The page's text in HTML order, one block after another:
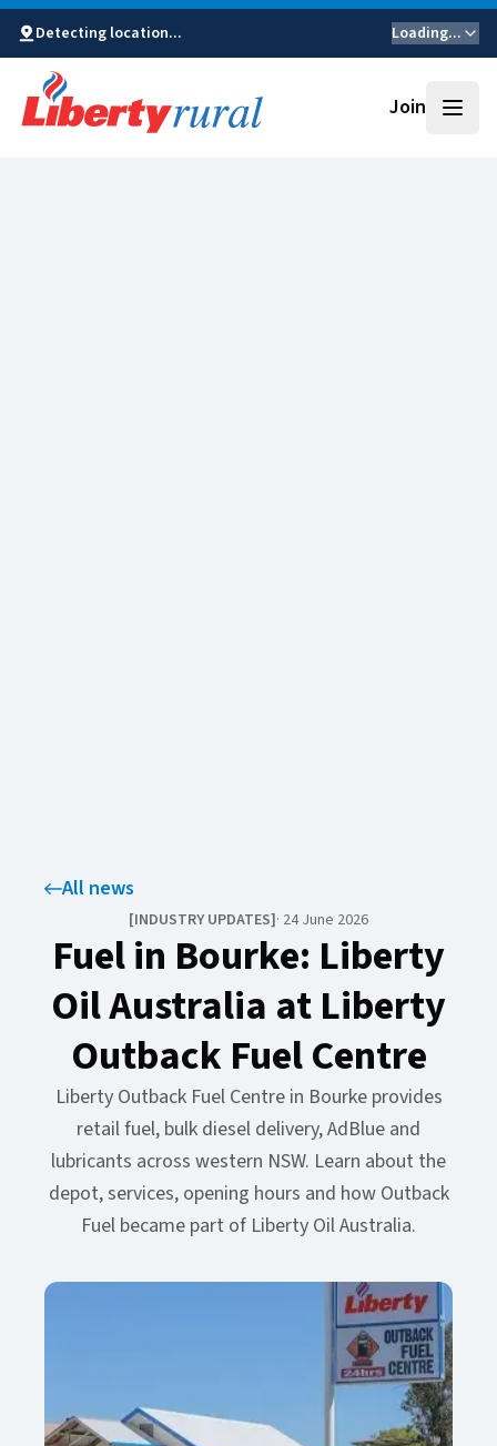
Detecting location... Loading...
Join
All news
[INDUSTRY UPDATES​​​​‌ ‍ ​‍​‍‌‍ ‌ ​‍‌‍‍‌‌‍‌ ‌‍‍‌‌‍ ‍​‍​‍​ ‍‍​‍​‍‌ ​ ‌‍​‌‌‍ ‍‌‍‍‌‌ ‌​‌ ‍‌​‍ ‍‌‍‍‌‌‍ ​‍​‍​‍ ​​‍​‍‌‍‍​‌ ​‍‌‍‌‌‌‍‌‍​‍​‍​ ‍‍​‍​‍‌‍‍​‌ ‌​‌ ‌​‌ ​​‌ ​ ​ ‍‍​‍ ​‍ ‌‍ ​‌‍‍‌‌‍​‍‌‍‌‌‌ ​‍‌ ‌​‌ ‍‌​‍ ‌‌ ​ ‌ ‌​‌ ‌‌‌‍‌​‌‍‍‌‌‍ ​‍ ‍‌ ‌‍‌‍‌‌‌ ​‍‌‍​ ‌‍‌‌‌‍ ​​‍ ‍‌‍​‌‌ ​​‌ ​​​‍ ‌‍‍‌‌‍ ‍‌ ‌​‌‍‌‌‌‍ ‍‌ ‌​​‍ ‌‍‌‌‌‍‌​‌‍‍‌‌ ‌​​‍ ‌‍ ‌‌‍ ‌‍‌​‌‍‌‌​ ‌‌ ​​‌ ​‍‌‍‌‌‌ ​ ‌‍‌‌‌‍ ‍‌ ‌​‌‍​‌‌ ‌​‌‍‍‌‌‍ ‌‍ ‍​ ‍ ‌‍‍‌‌‍‌​​ ‌‌‍​‌​ ‍​‌‍​‍‌‍‌‌‌‍​‌​ ​‍‌‍​ ​ ‍‌​‍ ‌‌‍‌​​ ‌‌​ ‌‌​ ‌​​‍ ‌​ ‌​​ ‌‍​ ‍​‌‍‌‍​‍ ‌‌‍​‌‌‍​‌​ ‌‍​ ‍​​‍ ‌​ ‌‍‌‍​ ‌‍‌‌​ ​ ​ ‌‌​ ‌‌‌‍​‍‌‍​‍​ ‌​​ ‌‍‌‍​‌‌‍​‌​ ‍ ‌ ‌​‌ ‍‌‌ ​​‌‍‌‌​ ‌‌‍​‌‌ ​‍‌ ‌​‌‍‍‌‌‍​ ‌‍ ​‌‍‌‌​ ‍ ‌ ​​‌‍​‌‌ ‌​‌‍‍​​ ‌‌‍​ ‌‍​‌‌ ‌​‌‍‌‌‌‍‌ ‌‍ ‌ ​‍‌ ‍‌​ ‌‍​‍‌‍​‌‌ ​ ‌‍‌‌‌‌‌‌‌ ​‍‌‍ ​​ ‌‌‍‍​‌ ‌​‌ ‌​‌ ​​‌ ​ ​‍‌‌​ ​ ‌​​‌​‍‌‌​ ​‍‌​‌‍​‍‌‌​ ​‍‌​‌‍‌‍ ​‌‍‍‌‌‍​‍‌‍‌‌‌ ​‍‌ ‌​‌ ‍‌​‍ ‌‌ ​ ‌ ‌​‌ ‌‌‌‍‌​‌‍‍‌‌‍ ​‍ ‍‌ ‌‍‌‍‌‌‌ ​‍‌‍​ ‌‍‌‌‌‍ ​​‍ ‍‌‍​‌‌ ​​‌ ​​​‍‌‍‌‍‍‌‌‍‌​​ ‌‌‍​‌​ ‍​‌‍​‍‌‍‌‌‌‍​‌​ ​‍‌‍​ ​ ‍‌​‍ ‌‌‍‌​​ ‌‌​ ‌‌​ ‌​​‍ ‌​ ‌​​ ‌‍​ ‍​‌‍‌‍​‍ ‌‌‍​‌‌‍​‌​ ‌‍​ ‍​​‍ ‌​ ‌‍‌‍​ ‌‍‌‌​ ​ ​ ‌‌​ ‌‌‌‍​‍‌‍​‍​ ‌​​ ‌‍‌‍​‌‌‍​‌​‍‌‍‌ ‌​‌ ‍‌‌ ​​‌‍‌‌​ ‌‌‍​‌‌ ​‍‌ ‌​‌‍‍‌‌‍​ ‌‍ ​‌‍‌‌​‍‌‍‌ ​​‌‍​‌‌ ‌​‌‍‍​​ ‌‌‍​ ‌‍​‌‌ ‌​‌‍‌‌‌‍‌ ‌‍ ‌ ​‍‌ ‍‌​‍‌‍‌ ​​‌‍‌‌‌ ​‍‌ ​ ‌ ​​‌‍‌‌‌‍​ ‌ ‌​‌‍‍‌‌ ‌‍‌‍‌‌​ ‌‌ ​​‌ ‌‌‌‍​‍‌‍ ​‌‍‍‌‌ ​ ‌‍‍​‌‍‌‌‌‍‌​​‍​‍‌ ‌]· 24 June 2026
Fuel in Bourke: Liberty
Oil Australia at Liberty
Outback Fuel Centre​​​​‌ ‍ ​‍​‍‌‍ ‌ ​‍‌‍‍‌‌‍‌ ‌‍‍‌‌‍ ‍​‍​‍​ ‍‍​‍​‍‌ ​ ‌‍​‌‌‍ ‍‌‍‍‌‌ ‌​‌ ‍‌​‍ ‍‌‍‍‌‌‍ ​‍​‍​‍ ​​‍​‍‌‍‍​‌ ​‍‌‍‌‌‌‍‌‍​‍​‍​ ‍‍​‍​‍‌‍‍​‌ ‌​‌ ‌​‌ ​​‌ ​ ​ ‍‍​‍ ​‍ ‌‍ ​‌‍‍‌‌‍​‍‌‍‌‌‌ ​‍‌ ‌​‌ ‍‌​‍ ‌‌ ​ ‌ ‌​‌ ‌‌‌‍‌​‌‍‍‌‌‍ ​‍ ‍‌ ‌‍‌‍‌‌‌ ​‍‌‍​ ‌‍‌‌‌‍ ​​‍ ‍‌‍​‌‌ ​​‌ ​​​‍ ‌‍‍‌‌‍ ‍‌ ‌​‌‍‌‌‌‍ ‍‌ ‌​​‍ ‌‍‌‌‌‍‌​‌‍‍‌‌ ‌​​‍ ‌‍ ‌‌‍ ‌‍‌​‌‍‌‌​ ‌‌ ​​‌ ​‍‌‍‌‌‌ ​ ‌‍‌‌‌‍ ‍‌ ‌​‌‍​‌‌ ‌​‌‍‍‌‌‍ ‌‍ ‍​ ‍ ‌‍‍‌‌‍‌​​ ‌‌‍​‌​ ‍​‌‍​‍‌‍‌‌‌‍​‌​ ​‍‌‍​ ​ ‍‌​‍ ‌‌‍‌​​ ‌‌​ ‌‌​ ‌​​‍ ‌​ ‌​​ ‌‍​ ‍​‌‍‌‍​‍ ‌‌‍​‌‌‍​‌​ ‌‍​ ‍​​‍ ‌​ ‌‍‌‍​ ‌‍‌‌​ ​ ​ ‌‌​ ‌‌‌‍​‍‌‍​‍​ ‌​​ ‌‍‌‍​‌‌‍​‌​ ‍ ‌ ‌​‌ ‍‌‌ ​​‌‍‌‌​ ‌‌‍​‌‌ ​‍‌ ‌​‌‍‍‌‌‍​ ‌‍ ​‌‍‌‌​ ‍ ‌ ​​‌‍​‌‌ ‌​‌‍‍​​ ‌‌ ‌​‌‍‍‌‌ ‌​‌‍ ​‌‍‌‌​ ‌‍​‍‌‍​‌‌ ​ ‌‍‌‌‌‌‌‌‌ ​‍‌‍ ​​ ‌‌‍‍​‌ ‌​‌ ‌​‌ ​​‌ ​ ​‍‌‌​ ​ ‌​​‌​‍‌‌​ ​‍‌​‌‍​‍‌‌​ ​‍‌​‌‍‌‍ ​‌‍‍‌‌‍​‍‌‍‌‌‌ ​‍‌ ‌​‌ ‍‌​‍ ‌‌ ​ ‌ ‌​‌ ‌‌‌‍‌​‌‍‍‌‌‍ ​‍ ‍‌ ‌‍‌‍‌‌‌ ​‍‌‍​ ‌‍‌‌‌‍ ​​‍ ‍‌‍​‌‌ ​​‌ ​​​‍‌‍‌‍‍‌‌‍‌​​ ‌‌‍​‌​ ‍​‌‍​‍‌‍‌‌‌‍​‌​ ​‍‌‍​ ​ ‍‌​‍ ‌‌‍‌​​ ‌‌​ ‌‌​ ‌​​‍ ‌​ ‌​​ ‌‍​ ‍​‌‍‌‍​‍ ‌‌‍​‌‌‍​‌​ ‌‍​ ‍​​‍ ‌​ ‌‍‌‍​ ‌‍‌‌​ ​ ​ ‌‌​ ‌‌‌‍​‍‌‍​‍​ ‌​​ ‌‍‌‍​‌‌‍​‌​‍‌‍‌ ‌​‌ ‍‌‌ ​​‌‍‌‌​ ‌‌‍​‌‌ ​‍‌ ‌​‌‍‍‌‌‍​ ‌‍ ​‌‍‌‌​‍‌‍‌ ​​‌‍​‌‌ ‌​‌‍‍​​ ‌‌ ‌​‌‍‍‌‌ ‌​‌‍ ​‌‍‌‌​‍‌‍‌ ​​‌‍‌‌‌ ​‍‌ ​ ‌ ​​‌‍‌‌‌‍​ ‌ ‌​‌‍‍‌‌ ‌‍‌‍‌‌​ ‌‌ ​​‌ ‌‌‌‍​‍‌‍ ​‌‍‍‌‌ ​ ‌‍‍​‌‍‌‌‌‍‌​​‍​‍‌ ‌
Liberty Outback Fuel Centre in Bourke provides
retail fuel, bulk diesel delivery, AdBlue and
lubricants across western NSW. Learn about the
depot, services, opening hours and how Outback
Fuel became part of Liberty Oil Australia.​​​​‌ ‍ ​‍​‍‌‍ ‌ ​‍‌‍‍‌‌‍‌ ‌‍‍‌‌‍ ‍​‍​‍​ ‍‍​‍​‍‌ ​ ‌‍​‌‌‍ ‍‌‍‍‌‌ ‌​‌ ‍‌​‍ ‍‌‍‍‌‌‍ ​‍​‍​‍ ​​‍​‍‌‍‍​‌ ​‍‌‍‌‌‌‍‌‍​‍​‍​ ‍‍​‍​‍‌‍‍​‌ ‌​‌ ‌​‌ ​​‌ ​ ​ ‍‍​‍ ​‍ ‌‍ ​‌‍‍‌‌‍​‍‌‍‌‌‌ ​‍‌ ‌​‌ ‍‌​‍ ‌‌ ​ ‌ ‌​‌ ‌‌‌‍‌​‌‍‍‌‌‍ ​‍ ‍‌ ‌‍‌‍‌‌‌ ​‍‌‍​ ‌‍‌‌‌‍ ​​‍ ‍‌‍​‌‌ ​​‌ ​​​‍ ‌‍‍‌‌‍ ‍‌ ‌​‌‍‌‌‌‍ ‍‌ ‌​​‍ ‌‍‌‌‌‍‌​‌‍‍‌‌ ‌​​‍ ‌‍ ‌‌‍ ‌‍‌​‌‍‌‌​ ‌‌ ​​‌ ​‍‌‍‌‌‌ ​ ‌‍‌‌‌‍ ‍‌ ‌​‌‍​‌‌ ‌​‌‍‍‌‌‍ ‌‍ ‍​ ‍ ‌‍‍‌‌‍‌​​ ‌‌‍​‌​ ‍​‌‍​‍‌‍‌‌‌‍​‌​ ​‍‌‍​ ​ ‍‌​‍ ‌‌‍‌​​ ‌‌​ ‌‌​ ‌​​‍ ‌​ ‌​​ ‌‍​ ‍​‌‍‌‍​‍ ‌‌‍​‌‌‍​‌​ ‌‍​ ‍​​‍ ‌​ ‌‍‌‍​ ‌‍‌‌​ ​ ​ ‌‌​ ‌‌‌‍​‍‌‍​‍​ ‌​​ ‌‍‌‍​‌‌‍​‌​ ‍ ‌ ‌​‌ ‍‌‌ ​​‌‍‌‌​ ‌‌‍​‌‌ ​‍‌ ‌​‌‍‍‌‌‍​ ‌‍ ​‌‍‌‌​ ‍ ‌ ​​‌‍​‌‌ ‌​‌‍‍​​ ‌‌ ​ ‌ ‌‌‌‍ ‌‌‍ ‌‌‍​‌‌ ​‍‌ ‍‌​ ‌‍​‍‌‍​‌‌ ​ ‌‍‌‌‌‌‌‌‌ ​‍‌‍ ​​ ‌‌‍‍​‌ ‌​‌ ‌​‌ ​​‌ ​ ​‍‌‌​ ​ ‌​​‌​‍‌‌​ ​‍‌​‌‍​‍‌‌​ ​‍‌​‌‍‌‍ ​‌‍‍‌‌‍​‍‌‍‌‌‌ ​‍‌ ‌​‌ ‍‌​‍ ‌‌ ​ ‌ ‌​‌ ‌‌‌‍‌​‌‍‍‌‌‍ ​‍ ‍‌ ‌‍‌‍‌‌‌ ​‍‌‍​ ‌‍‌‌‌‍ ​​‍ ‍‌‍​‌‌ ​​‌ ​​​‍‌‍‌‍‍‌‌‍‌​​ ‌‌‍​‌​ ‍​‌‍​‍‌‍‌‌‌‍​‌​ ​‍‌‍​ ​ ‍‌​‍ ‌‌‍‌​​ ‌‌​ ‌‌​ ‌​​‍ ‌​ ‌​​ ‌‍​ ‍​‌‍‌‍​‍ ‌‌‍​‌‌‍​‌​ ‌‍​ ‍​​‍ ‌​ ‌‍‌‍​ ‌‍‌‌​ ​ ​ ‌‌​ ‌‌‌‍​‍‌‍​‍​ ‌​​ ‌‍‌‍​‌‌‍​‌​‍‌‍‌ ‌​‌ ‍‌‌ ​​‌‍‌‌​ ‌‌‍​‌‌ ​‍‌ ‌​‌‍‍‌‌‍​ ‌‍ ​‌‍‌‌​‍‌‍‌ ​​‌‍​‌‌ ‌​‌‍‍​​ ‌‌ ​ ‌ ‌‌‌‍ ‌‌‍ ‌‌‍​‌‌ ​‍‌ ‍‌​‍‌‍‌ ​​‌‍‌‌‌ ​‍‌ ​ ‌ ​​‌‍‌‌‌‍​ ‌ ‌​‌‍‍‌‌ ‌‍‌‍‌‌​ ‌‌ ​​‌ ‌‌‌‍​‍‌‍ ​‌‍‍‌‌ ​ ‌‍‍​‌‍‌‌‌‍‌​​‍​‍‌ ‌